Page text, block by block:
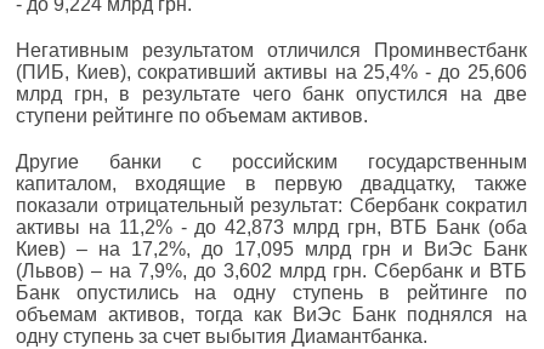
- до 9,224 млрд грн.
Негативным результатом отличился Проминвестбанк
(ПИБ, Киев), сокративший активы на 25,4% - до 25,606
млрд грн, в результате чего банк опустился на две
ступени рейтинге по объемам активов.
Другие банки с российским государственным
капиталом, входящие в первую двадцатку, также
показали отрицательный результат: Сбербанк сократил
активы на 11,2% - до 42,873 млрд грн, ВТБ Банк (оба
Киев) – на 17,2%, до 17,095 млрд грн и ВиЭс Банк
(Львов) – на 7,9%, до 3,602 млрд грн. Сбербанк и ВТБ
Банк опустились на одну ступень в рейтинге по
объемам активов, тогда как ВиЭс Банк поднялся на
одну ступень за счет выбытия Диамантбанка.